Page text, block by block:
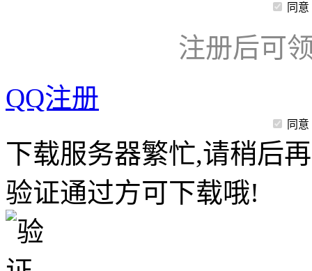
同意
注册后可
QQ注册
同意
下载服务器繁忙,请稍后
验证通过方可下载哦!